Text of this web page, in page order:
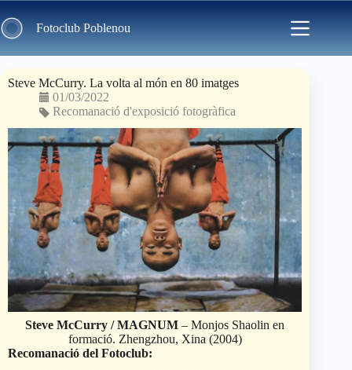
to
content Fotoclub Poblenou
Steve McCurry. La volta al món en 80 imatges
01/03/2022
Recomanació d'exposició fotogràfica
Steve McCurry / MAGNUM – Monjos Shaolin en
formació. Zhengzhou, Xina (2004)
Recomanació del Fotoclub: